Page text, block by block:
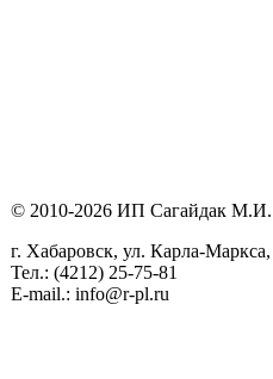
© 2010-2026 ИП Сагайдак
г. Хабаровск, ул. Карла-
Тел.: (4212) 25-75-81
E-mail.: info@r-pl.ru